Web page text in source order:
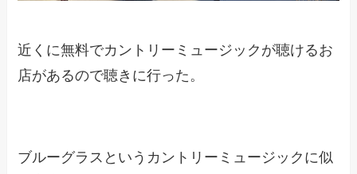
近くに無料でカントリーミュージックが聴けるお
店があるので聴きに行った。
ブルーグラスというカントリーミュージックに似